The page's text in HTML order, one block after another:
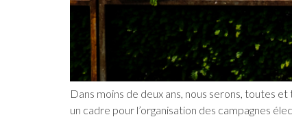
Dans moins de deux ans, nous serons, toutes
un cadre pour l’organisation des campagnes